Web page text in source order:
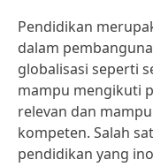
Pendidikan
dalam
globalisasi seperti
mampu mengikuti
relevan dan
kompeten. Salah
pendidikan yang